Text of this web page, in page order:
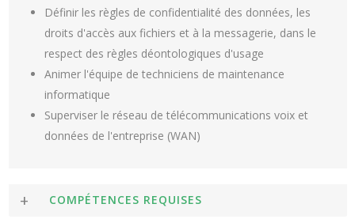
Définir les règles de confidentialité des données, les
droits d'accès aux fichiers et à la messagerie, dans le
respect des règles déontologiques d'usage
Animer l'équipe de techniciens de maintenance
informatique
Superviser le réseau de télécommunications voix et
données de l'entreprise (WAN)
COMPÉTENCES REQUISES